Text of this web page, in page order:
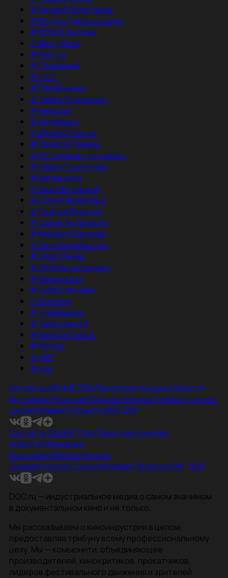
#Андрей Золотарев
#Федор Добронравов
#Обзор фильма
#Фонд Кино
#РЕН ТВ
#Домашний
#СТС
#Пятый канал
#Чайка Терешкова
#Невский
#Интервью
#Юрий Стоянов
#Лариса Гузеева
#История его служанки
#Павел Прилучный
#Актер кино
#Иван Янковский
#Юлия Пересильд
#Сергей Бурунов
#Сарик Андреасян
#Михаил Ефремов
#Иван Охлобыстин
#Влад Ценев
#Любовь Аксенова
#Милана Бру
#Зубастая няня
#Колобок
#Смешарики
#Чебурашка 3
#Матвей Лыков
#Холод
#НМГ
#док
КонтактыОб НМГ ДОКПредложите идеюНовости
ИнтервьюРецензииОбзорыАнонсыСнимается кино
ЭнциклопедияПроекты НМГ ДОК
КонтактыОб НМГ ДОКПредложите идею
НовостиИнтервью
РецензииОбзорыАнонсы
Снимается кино ЭнциклопедияПроекты НМГ ДОК
DOC.ru — индустриальное медиа о самом значимом
в документальном кино и не только.
Мы рассказываем о киноиндустрии в целом,
предоставляя трибуну всему профессиональному
цеху. Мы — комьюнити, объединяющее
производителей, кинокритиков, прокатчиков,
лидеров фестивального движения и зрителей.